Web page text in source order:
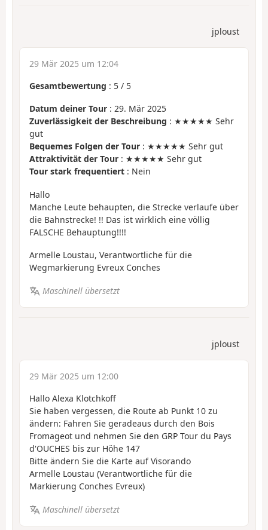
jploust
29 Mär 2025 um 12:04
Gesamtbewertung : 5 / 5
Datum deiner Tour : 29. Mär 2025
Zuverlässigkeit der Beschreibung : ★★★★★ Sehr
gut
Bequemes Folgen der Tour : ★★★★★ Sehr gut
Attraktivität der Tour : ★★★★★ Sehr gut
Tour stark frequentiert : Nein
Hallo
Manche Leute behaupten, die Strecke verlaufe über
die Bahnstrecke! !! Das ist wirklich eine völlig
FALSCHE Behauptung!!!!
Armelle Loustau, Verantwortliche für die
Wegmarkierung Evreux Conches
Maschinell übersetzt
jploust
29 Mär 2025 um 12:00
Hallo Alexa Klotchkoff
Sie haben vergessen, die Route ab Punkt 10 zu
ändern: Fahren Sie geradeaus durch den Bois
Fromageot und nehmen Sie den GRP Tour du Pays
d'OUCHES bis zur Höhe 147
Bitte ändern Sie die Karte auf Visorando
Armelle Loustau (Verantwortliche für die
Markierung Conches Evreux)
Maschinell übersetzt